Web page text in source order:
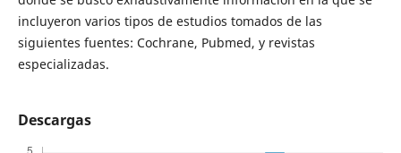
incluyeron varios tipos de estudios tomados de las
siguientes fuentes: Cochrane, Pubmed, y revistas
especializadas.
Descargas